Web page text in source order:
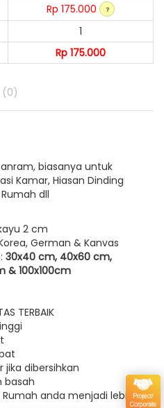
Rp 175.000
1
Rp 175.000
(0)
biasanya untuk
Kamar, Hiasan Dinding
dll
2 cm
German & Kanvas
30x40 cm, 40x60 cm,
& 100x100cm
TERBAIK
jika dibersihkan
basah
anda menjadi lebih